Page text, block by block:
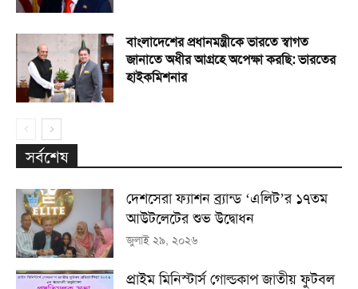
বাংলাদেশের প্রধানমন্ত্রীকে ভারতে স্বাগত
জানাতে অধীর আগ্রহে অপেক্ষা কর‌ছি: ভারতের
হাইকমিশনার
সর্বশেষ
দেশসেরা ফ্যাশন ব্র্যান্ড ‘এলিট’র ১৭তম
আউটলেটের শুভ উদ্বোধন
জুলাই ২৯, ২০২৬
প্রাইম মিনিস্টার্স গোল্ডকাপ জাতীয় ফুটবল